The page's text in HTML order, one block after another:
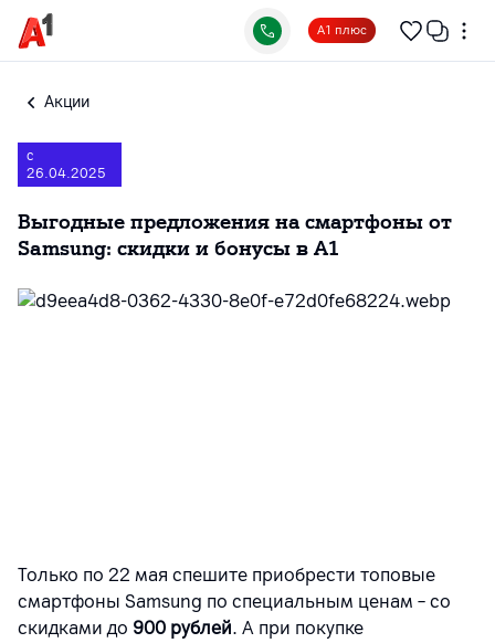
А1 плюс
Акции
с
26.04.2025
Выгодные предложения на смартфоны от
Samsung: скидки и бонусы в А1
Только по 22 мая спешите приобрести топовые
смартфоны Samsung по специальным ценам – со
скидками до 900 рублей. А при покупке